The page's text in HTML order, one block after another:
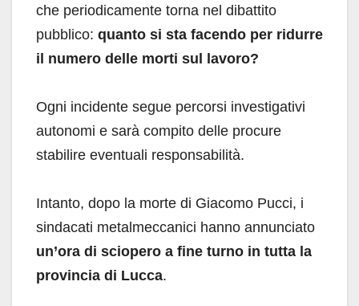
che periodicamente torna nel dibattito
pubblico: quanto si sta facendo per ridurre
il numero delle morti sul lavoro?
Ogni incidente segue percorsi investigativi
autonomi e sarà compito delle procure
stabilire eventuali responsabilità.
Intanto, dopo la morte di Giacomo Pucci, i
sindacati metalmeccanici hanno annunciato
un’ora di sciopero a fine turno in tutta la
provincia di Lucca.